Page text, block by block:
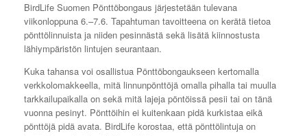
BirdLife Suomen Pönttöbongaus järjestetään tulevana
viikonloppuna 6.–7.6. Tapahtuman tavoitteena on kerätä tietoa
pönttölinnuista ja niiden pesinnästä sekä lisätä kiinnostusta
lähiympäristön lintujen seurantaan.
Kuka tahansa voi osallistua Pönttöbongaukseen kertomalla
verkkolomakkeella, mitä linnunpönttöjä omalla pihalla tai muulla
tarkkailupaikalla on sekä mitä lajeja pöntöissä pesii tai on tänä
vuonna pesinyt. Pönttöihin ei kuitenkaan pidä kurkistaa eikä
pönttöjä pidä avata. BirdLife korostaa, että pönttölintuja on